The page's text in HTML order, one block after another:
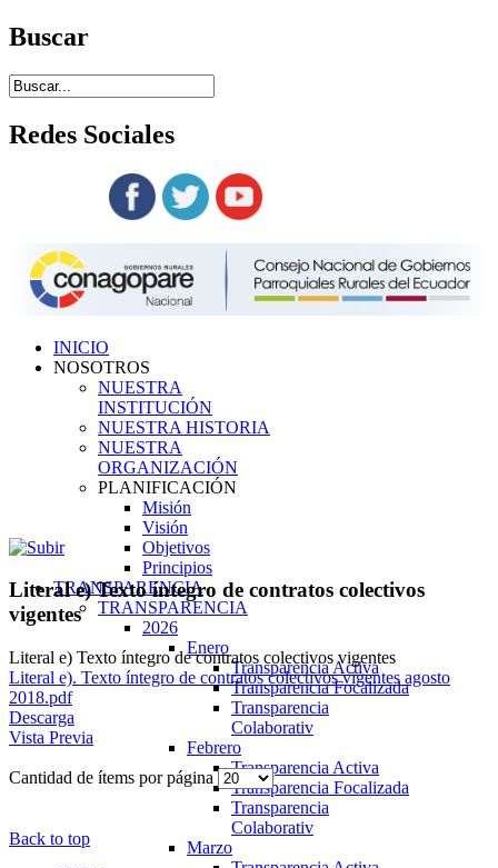
Buscar
Redes Sociales
INICIO
NOSOTROS
NUESTRA
INSTITUCIÓN
NUESTRA HISTORIA
NUESTRA
ORGANIZACIÓN
PLANIFICACIÓN
Misión
Visión
Objetivos
Principios
TRANSPARENCIA
TRANSPARENCIA
2026
Enero
Transparencia Activa
Transparencia Focalizada
Transparencia
Colaborativ
Febrero
Transparencia Activa
Transparencia Focalizada
Transparencia
Colaborativ
Marzo
Literal e) Texto íntegro de contratos colectivos
vigentes
Literal e) Texto íntegro de contratos colectivos vigentes
Literal e). Texto íntegro de contratos colectivos vigentes agosto
2018.pdf
Descarga
Vista Previa
Cantidad de ítems por página
Back to top